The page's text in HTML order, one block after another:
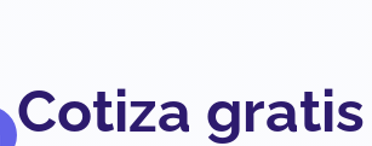
Cotiza